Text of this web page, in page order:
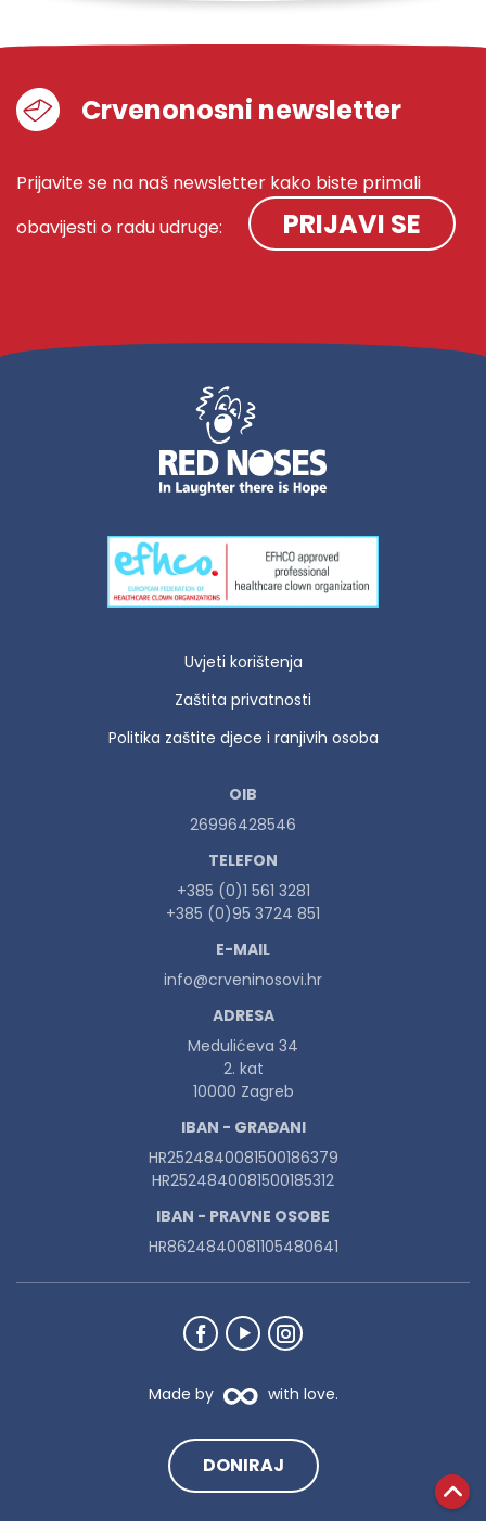
Crvenonosni newsletter
Prijavite se na naš newsletter kako biste primali
obavijesti o radu udruge:
PRIJAVI SE
Uvjeti korištenja
Zaštita privatnosti
Politika zaštite djece i ranjivih osoba
OIB
26996428546
TELEFON
+385 (0)1 561 3281
+385 (0)95 3724 851
E-MAIL
info@crveninosovi.hr
ADRESA
Medulićeva 34
2. kat
10000 Zagreb
IBAN - GRAĐANI
HR2524840081500186379
HR2524840081500185312
IBAN - PRAVNE OSOBE
HR8624840081105480641
Made by with love.
DONIRAJ